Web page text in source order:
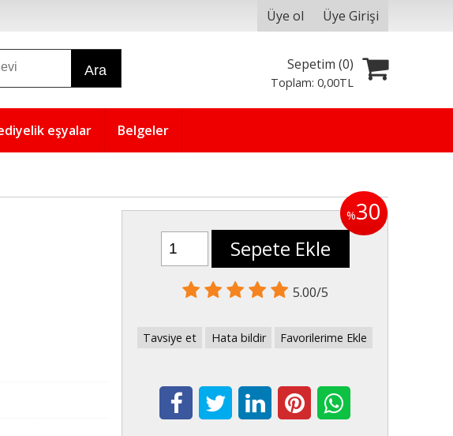
Üye ol Üye Girişi
Ara Sepetim (0)
Toplam:0,00TL
eşyalar Belgeler
%30
Sepete Ekle
5.00/5
Tavsiye et Hata bildir Favorilerime Ekle